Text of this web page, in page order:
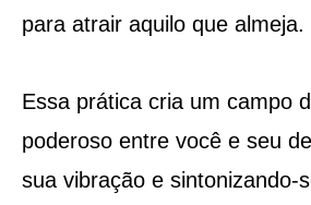
para atrair aquilo que almeja.
Essa prática cria um campo
poderoso entre você e seu
sua vibração e sintonizando-